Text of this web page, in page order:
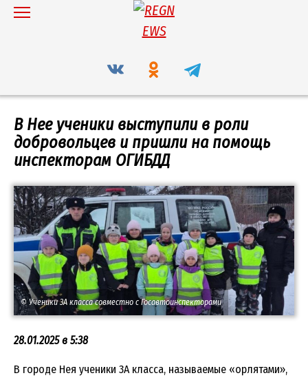
Перейти
В Нее ученики выступили в роли
добровольцев и пришли на помощь
инспекторам ОГИБДД
© Ученики 3А класса совместно с Госавтоинспекторами
28.01.2025 в 5:38
В городе Нея ученики 3А класса, называемые «орлятами»,